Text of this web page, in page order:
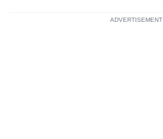
ADVERTISEMENT